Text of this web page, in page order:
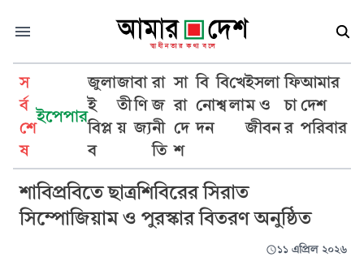
স
র্ব
শে
ষ
ইপেপার
জুলা
ই
বিপ্ল
ব
জা
তী
য়
বা
ণি
জ্য
রা
জ
নী
তি
সা
রা
দে
শ
বি
নো
দন
বি
শ্ব
খে
লা
ইসলা
ম ও
জীবন
ফি
চা
র
আমার
দেশ
পরিবার
সিরাতুন্নবী
শাবিপ্রবিতে ছাত্রশিবিরের সিরাত
সিম্পোজিয়াম ও পুরস্কার বিতরণ অনুষ্ঠিত
১১ এপ্রিল ২০২৬